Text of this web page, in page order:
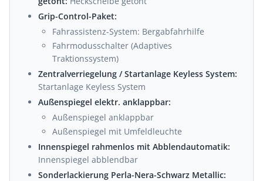
Grip-Control-Paket:
Fahrassistenz-System: Bergabfahrhilfe
Fahrmodusschalter (Adaptives
Traktionssystem)
Zentralverriegelung / Startanlage Keyless System:
Startanlage Keyless System
Außenspiegel elektr. anklappbar:
Außenspiegel anklappbar
Außenspiegel mit Umfeldleuchte
Innenspiegel rahmenlos mit Abblendautomatik:
Innenspiegel abblendbar
Sonderlackierung Perla-Nera-Schwarz Metallic: